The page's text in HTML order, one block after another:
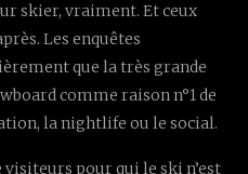
skier, vraiment. Et ceux
Les enquêtes
que la très grande
comme raison n°1 de
la nightlife ou le social.
visiteurs pour qui le ski n’est